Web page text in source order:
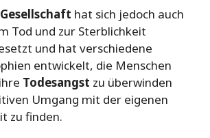
hat sich jedoch auch
Tod und zur Sterblichkeit
und hat verschiedene
entwickelt, die Menschen
Todesangst zu überwinden
Umgang mit der eigenen
zu finden.